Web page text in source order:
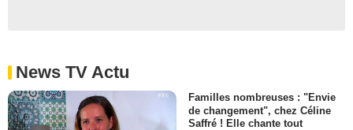
News TV Actu
Familles nombreuses : "Envie
de changement", chez Céline
Saffré ! Elle chante tout